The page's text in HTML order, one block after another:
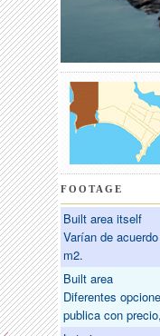
FOOTAGE
Built area itself
Varían de
m2.
Built area
Diferentes
publica con